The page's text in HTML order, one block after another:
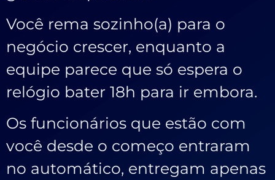
Você rema sozinho(a) para o
negócio crescer, enquanto a
equipe parece que só espera o
relógio bater 18h para ir embora.
Os funcionários que estão com
você desde o começo entraram
no automático, entregam apenas